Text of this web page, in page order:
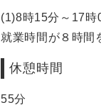
(1)8時15分～17時
就業時間が８時間
休憩時間
55分